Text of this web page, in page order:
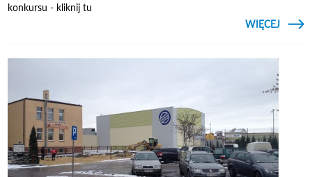
konkursu - kliknij tu
CZYTAJ
WIĘCEJ